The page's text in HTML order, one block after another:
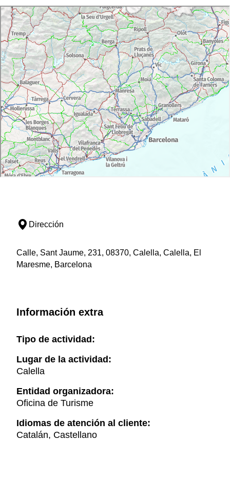
Marí, uno de los itinerarios de naturaleza. Precio: 2
PARQUE DALMAU: Parque para gozar de la
naturaleza en el centro de la ciudad.
ttp://www.calella.cat/turisme/Parc_Dalmau
WATER SPORTS CENTRE:
www.watersportscentre.com
PEQUELANDIA:
www.facebook.com/pequelandiacalella
BOWLING GOLF:www.bowling-golf.cat
MED BIKES: www.medbikes.com
PADDLE CALELLA:http://www.padelcalella.com
Dirección
Calle, Sant Jaume, 231, 08370, Calella, Calella, El
Maresme, Barcelona
Información extra
Tipo de actividad:
Lugar de la actividad:
Calella
Entidad organizadora:
Oficina de Turisme
Idiomas de atención al cliente:
Catalán, Castellano